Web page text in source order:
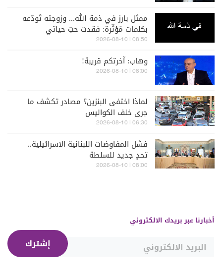
ممثل بارز في ذمة الله... وزوجته تُودّعه
بكلمات مُؤثّرة: فقدت حبّ حياتي
08:50 | 2026-08-10
وهاب: آخرتكم قريبة!
08:00 | 2026-08-10
لماذا اختفى البنزين؟ مصادر تكشف ما
جرى خلف الكواليس
06:30 | 2026-08-10
فشل المفاوضات اللبنانية الاسرائيلية..
تحدٍ جديد للسلطة
08:00 | 2026-08-10
أخبارنا عبر بريدك الالكتروني
إشترك